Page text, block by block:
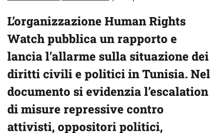
L’organizzazione Human Rights
Watch pubblica un rapporto e
lancia l’allarme sulla situazione dei
diritti civili e politici in Tunisia. Nel
documento si evidenzia l’escalation
di misure repressive contro
attivisti, oppositori politici,